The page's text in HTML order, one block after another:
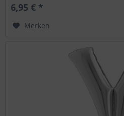
6,95 € *
Merken